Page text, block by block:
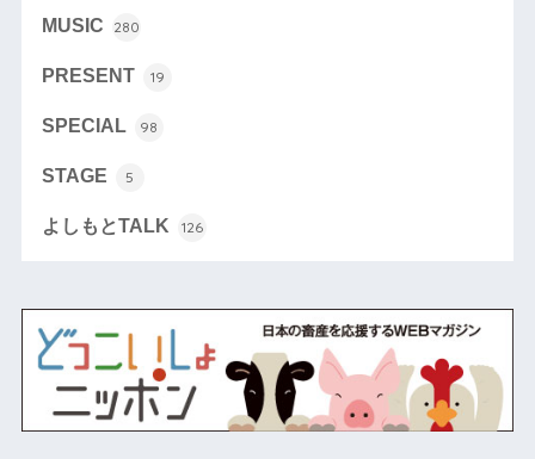
MUSIC 280
PRESENT 19
SPECIAL 98
STAGE 5
よしもとTALK 126